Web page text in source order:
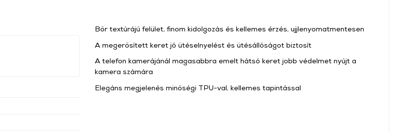
Bőr textúrájú felület, finom kidolgozás és kellemes érzés, ujjlenyomatmentesen
A megerősített keret jó ütéselnyelést és ütésállóságot biztosít
A telefon kamerájánál magasabbra emelt hátsó keret jobb védelmet nyújt a
kamera számára
Elegáns megjelenés minőségi TPU-val, kellemes tapintással